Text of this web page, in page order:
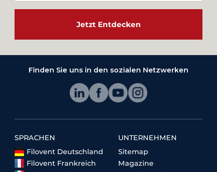
Jetzt Entdecken
Finden Sie uns in den sozialen Netzwerken
SPRACHEN
Filovent Deutschland
Filovent Frankreich
UNTERNEHMEN
Sitemap
Magazine